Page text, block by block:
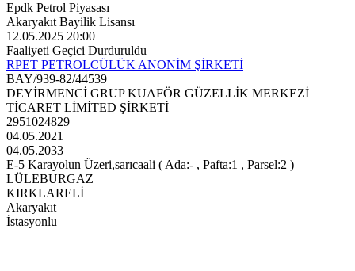
Epdk Petrol Piyasası
Akaryakıt Bayilik Lisansı
12.05.2025 20:00
Faaliyeti Geçici Durduruldu
RPET PETROLCÜLÜK ANONİM ŞİRKETİ
BAY/939-82/44539
DEYİRMENCİ GRUP KUAFÖR GÜZELLİK MERKEZİ
TİCARET LİMİTED ŞİRKETİ
2951024829
04.05.2021
04.05.2033
E-5 Karayolun Üzeri,sarıcaali ( Ada:- , Pafta:1 , Parsel:2 )
LÜLEBURGAZ
KIRKLARELİ
Akaryakıt
İstasyonlu